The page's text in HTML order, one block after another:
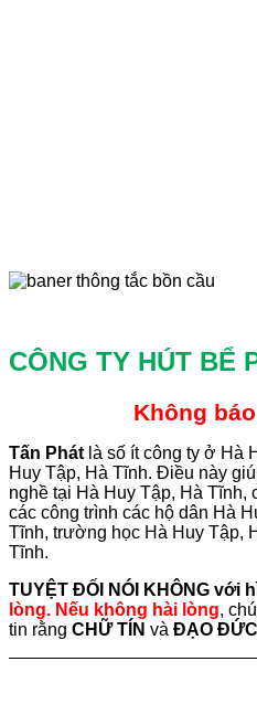
CÔNG TY HÚT BỂ
Không
Tấn Phát là số ít công ty ở Hà
Huy Tập, Hà Tĩnh. Điều này
nghề tại Hà Huy Tập, Hà
các công trình các hộ dân Hà
Tĩnh, trường học Hà Huy Tập,
Tĩnh.
TUYỆT ĐỐI NÓI KHÔNG với
lòng. Nếu không hài lòng,
tin rằng CHỮ TÍN và ĐẠO ĐỨC